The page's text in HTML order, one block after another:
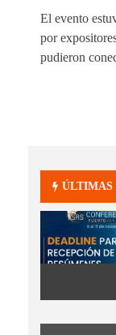
El evento
por
pudieron
ÚLTIMAS